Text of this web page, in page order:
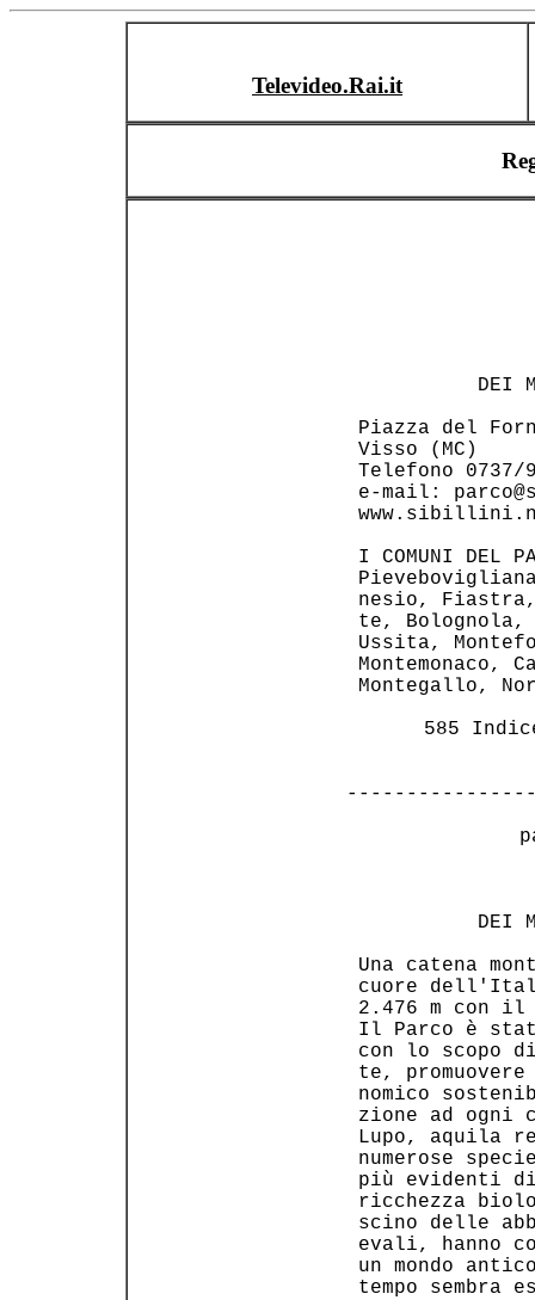
Televideo.Rai.it
Piazza
e-mail:
I
nesio, Fiastra,
te, Bolognola,
Ussita,
Montemonaco,
Montegallo,
585
Una catena
cuore
2.476 m
Il Parco è
con lo scopo
te,
nomico
zione ad
Lupo, aquila
numerose
più evidenti
ricchezza
scino delle
evali, hanno
un mondo
tempo